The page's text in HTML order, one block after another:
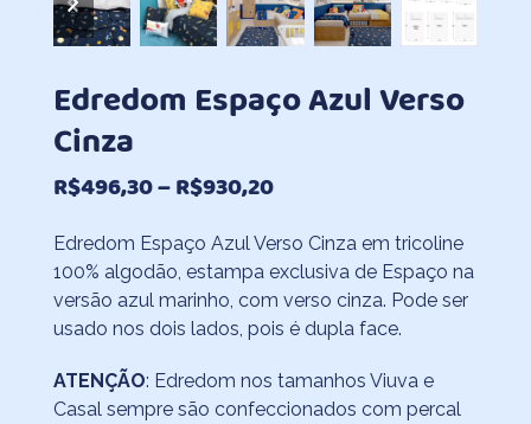
slide
slide
Edredom Espaço Azul Verso
Cinza
R$496,30–R$930,20Faixa
preço:
R$496,30
através
R$930,20
Edredom Espaço Azul Verso Cinza em tricoline
100% algodão, estampa exclusiva de Espaço na
versão azul marinho, com verso cinza. Pode ser
usado nos dois lados, pois é dupla face.
ATENÇÃO: Edredom nos tamanhos Viuva e
Casal sempre são confeccionados com percal